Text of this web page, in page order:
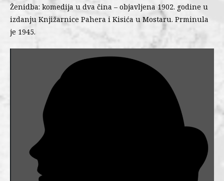
Ženidba: komedija u dva čina – objavljena 1902. godine u
izdanju Knjižarnice Pahera i Kisića u Mostaru. Prminula
je 1945.